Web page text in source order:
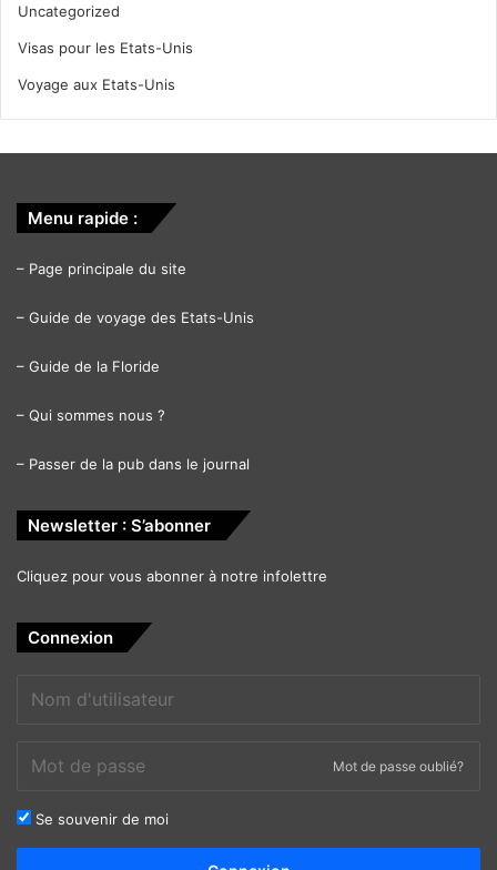
Uncategorized
Visas pour les Etats-Unis
Voyage aux Etats-Unis
Menu rapide :
– Page principale du site
– Guide de voyage des Etats-Unis
– Guide de la Floride
– Qui sommes nous ?
– Passer de la pub dans le journal
Newsletter : S’abonner
Cliquez pour vous abonner à notre infolettre
Connexion
Mot de passe oublié?
Se souvenir de moi